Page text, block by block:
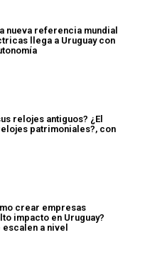
nueva referencia mundial
llega a Uruguay con
relojes antiguos? ¿El
patrimoniales?, con
crear empresas
impacto en Uruguay?
escalen a nivel